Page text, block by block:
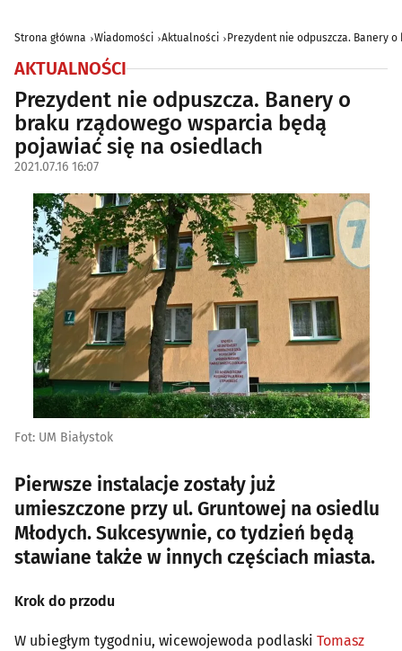
Strona główna Wiadomości Aktualności Prezydent nie odpuszcza. Banery
AKTUALNOŚCI
Prezydent nie odpuszcza. Banery o
braku rządowego wsparcia będą
pojawiać się na osiedlach
2021.07.16 16:07
Fot: UM Białystok
Pierwsze instalacje zostały już
umieszczone przy ul. Gruntowej na osiedlu
Młodych. Sukcesywnie, co tydzień będą
stawiane także w innych częściach miasta.
Krok do przodu
W ubiegłym tygodniu, wicewojewoda podlaski Tomasz